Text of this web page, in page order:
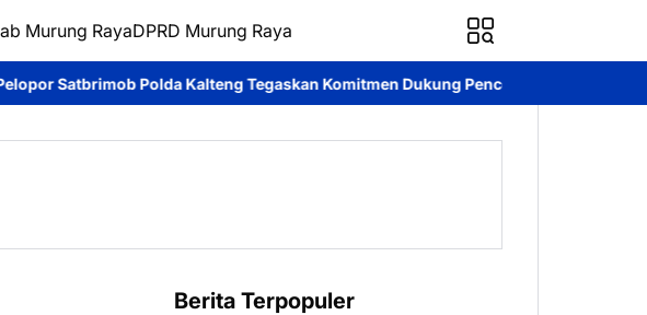
Murung RayaDPRD Murung Raya
Kalteng Tegaskan Komitmen Dukung Pencegahan Karhutla di Murung Raya
Berita Terpopuler